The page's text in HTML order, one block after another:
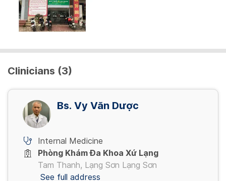
Clinicians (3)
Bs. Vy Văn Dược
Internal Medicine
Phòng Khám Đa Khoa Xứ Lạng
Tam Thanh, Lạng Sơn Lạng Sơn
See full address